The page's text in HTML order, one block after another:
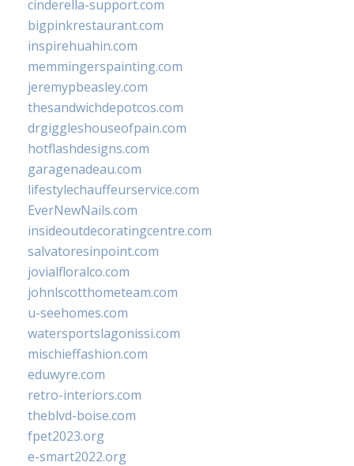
cinderella-support.com
bigpinkrestaurant.com
inspirehuahin.com
memmingerspainting.com
jeremypbeasley.com
thesandwichdepotcos.com
drgiggleshouseofpain.com
hotflashdesigns.com
garagenadeau.com
lifestylechauffeurservice.com
EverNewNails.com
insideoutdecoratingcentre.com
salvatoresinpoint.com
jovialfloralco.com
johnlscotthometeam.com
u-seehomes.com
watersportslagonissi.com
mischieffashion.com
eduwyre.com
retro-interiors.com
theblvd-boise.com
fpet2023.org
e-smart2022.org